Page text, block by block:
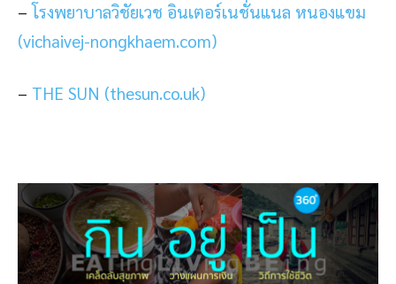
–โรงพยาบาลวิชัยเวช อินเตอร์เนชั่นแนล หนองแขม
(vichaivej-nongkhaem.com)
– THE SUN (thesun.co.uk)